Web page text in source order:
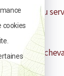
au
des
cookies